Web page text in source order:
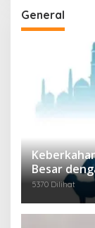
General
Besar
5370 Dilihat